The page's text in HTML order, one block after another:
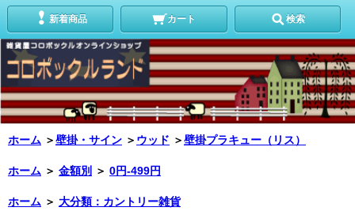
新着商品 カート 検索
ホーム ＞壁掛・サイン ＞ ウッド ＞壁掛プラキュー（リス）
ホーム ＞ 金額別 ＞ 0円-499円
ホーム ＞ 大分類：カントリー雑貨